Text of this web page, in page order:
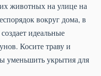
животных на улице на
вокруг дома, в
идеальные
Косите траву и
уменьшить укрытия для